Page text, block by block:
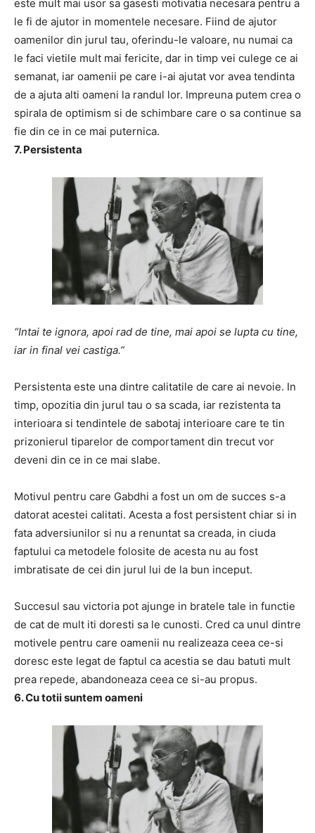
este mult mai usor sa gasesti motivatia necesara pentru a
le fi de ajutor in momentele necesare. Fiind de ajutor
oamenilor din jurul tau, oferindu-le valoare, nu numai ca
le faci vietile mult mai fericite, dar in timp vei culege ce ai
semanat, iar oamenii pe care i-ai ajutat vor avea tendinta
de a ajuta alti oameni la randul lor. Impreuna putem crea o
spirala de optimism si de schimbare care o sa continue sa
fie din ce in ce mai puternica.
7. Persistenta
“Intai te ignora, apoi rad de tine, mai apoi se lupta cu tine,
iar in final vei castiga.”
Persistenta este una dintre calitatile de care ai nevoie. In
timp, opozitia din jurul tau o sa scada, iar rezistenta ta
interioara si tendintele de sabotaj interioare care te tin
prizonierul tiparelor de comportament din trecut vor
deveni din ce in ce mai slabe.
Motivul pentru care Gabdhi a fost un om de succes s-a
datorat acestei calitati. Acesta a fost persistent chiar si in
fata adversiunilor si nu a renuntat sa creada, in ciuda
faptului ca metodele folosite de acesta nu au fost
imbratisate de cei din jurul lui de la bun inceput.
Succesul sau victoria pot ajunge in bratele tale in functie
de cat de mult iti doresti sa le cunosti. Cred ca unul dintre
motivele pentru care oamenii nu realizeaza ceea ce-si
doresc este legat de faptul ca acestia se dau batuti mult
prea repede, abandoneaza ceea ce si-au propus.
6. Cu totii suntem oameni